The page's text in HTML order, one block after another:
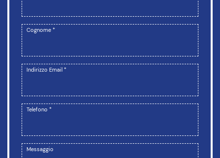
Cognome *
Indirizzo Email *
Telefono *
Messaggio